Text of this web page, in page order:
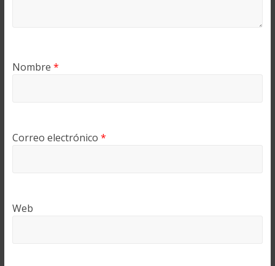
Nombre *
Correo electrónico *
Web